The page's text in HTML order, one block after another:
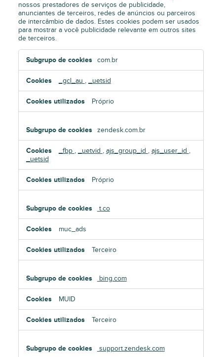
nossos prestadores de serviços de publicidade,
anunciantes de terceiros, redes de anúncios ou parceiros
de intercâmbio de dados. Estes cookies podem ser usados
para mostrar a você publicidade relevante em outros sites
de terceiros.
de
com.br
_gcl_au , _uetsid
Próprio
zendesk.com.br
_fbp , _uetvid , ajs_group_id , ajs_user_id ,
_uetsid
Próprio
t.co
muc_ads
Terceiro
bing.com
MUID
Terceiro
support.zendesk.com